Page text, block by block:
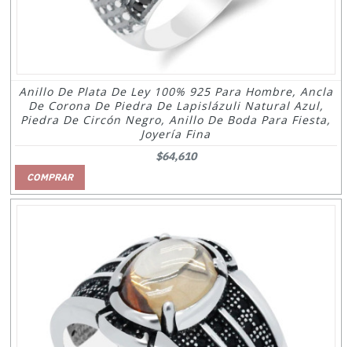
Anillo De Plata De Ley 100% 925 Para Hombre, Ancla
De Corona De Piedra De Lapislázuli Natural Azul,
Piedra De Circón Negro, Anillo De Boda Para Fiesta,
Joyería Fina
$64,610
COMPRAR